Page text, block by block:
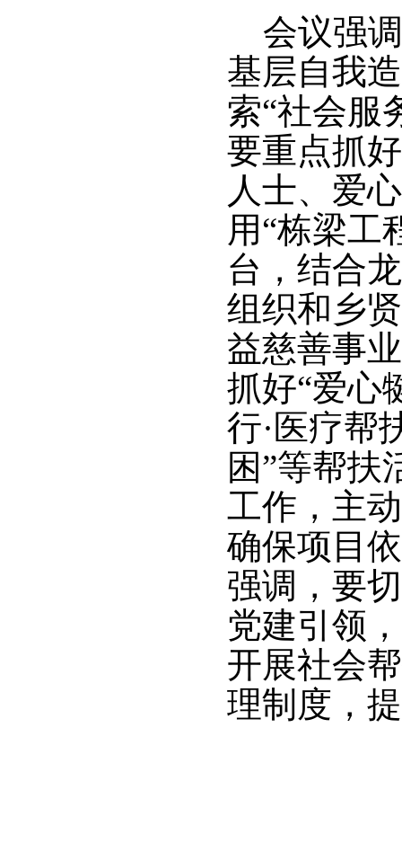
会议强调
基层自我
索“社会服
要重点抓
人士、爱
用“栋梁工
台，结合
组织和乡
益慈善事
抓好“爱心
行·医疗帮
困”等帮扶
工作，主
确保项目
强调，要
党建引领
开展社会
理制度，